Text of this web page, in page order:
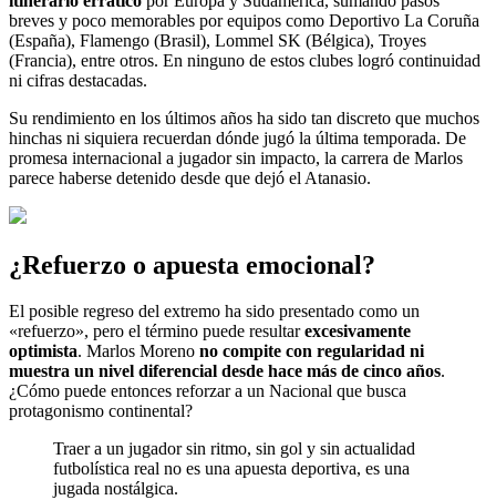
breves y poco memorables por equipos como Deportivo La Coruña
(España), Flamengo (Brasil), Lommel SK (Bélgica), Troyes
(Francia), entre otros. En ninguno de estos clubes logró continuidad
ni cifras destacadas.
Su rendimiento en los últimos años ha sido tan discreto que muchos
hinchas ni siquiera recuerdan dónde jugó la última temporada. De
promesa internacional a jugador sin impacto, la carrera de Marlos
parece haberse detenido desde que dejó el Atanasio.
¿Refuerzo o apuesta emocional?
El posible regreso del extremo ha sido presentado como un
«refuerzo», pero el término puede resultarexcesivamente
optimista. Marlos Moreno no compite con regularidad ni
muestra un nivel diferencial desde hace más de cinco años.
¿Cómo puede entonces reforzar a un Nacional que busca
protagonismo continental?
Traer a un jugador sin ritmo, sin gol y sin actualidad
futbolística real no es una apuesta deportiva, es una
jugada nostálgica.